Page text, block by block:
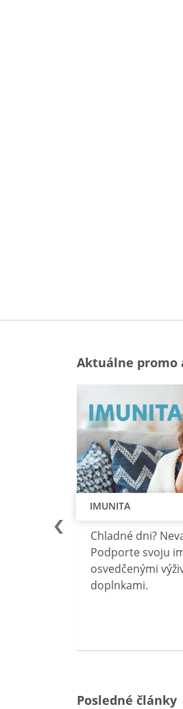
Aktuálne promo
IMUNITA
Chladné dni?
Podporte svoju
osvedčenými
doplnkami.
Posledné články